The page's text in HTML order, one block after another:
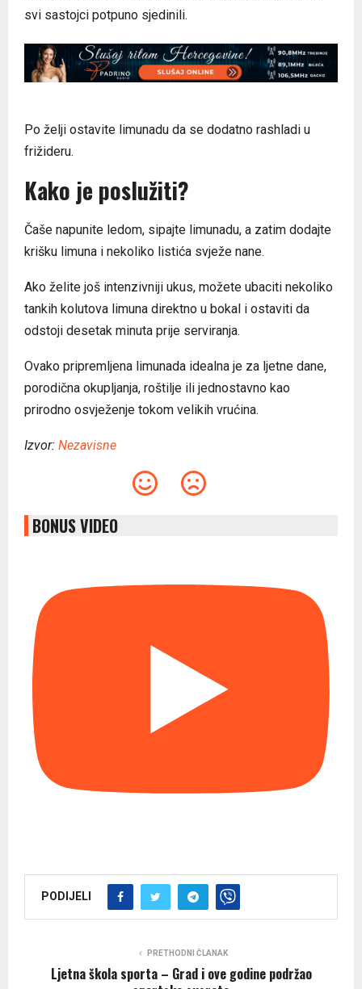
svi sastojci potpuno sjedinili.
Po želji ostavite limunadu da se dodatno rashladi u
frižideru.
Kako je poslužiti?
Čaše napunite ledom, sipajte limunadu, a zatim dodajte
krišku limuna i nekoliko listića svježe nane.
Ako želite još intenzivniji ukus, možete ubaciti nekoliko
tankih kolutova limuna direktno u bokal i ostaviti da
odstoji desetak minuta prije serviranja.
Ovako pripremljena limunada idealna je za ljetne dane,
porodična okupljanja, roštilje ili jednostavno kao
prirodno osvježenje tokom velikih vrućina.
Izvor: Nezavisne
BONUS VIDEO
PODIJELI
PRETHODNI ČLANAK
Ljetna škola sporta – Grad i ove godine podržao